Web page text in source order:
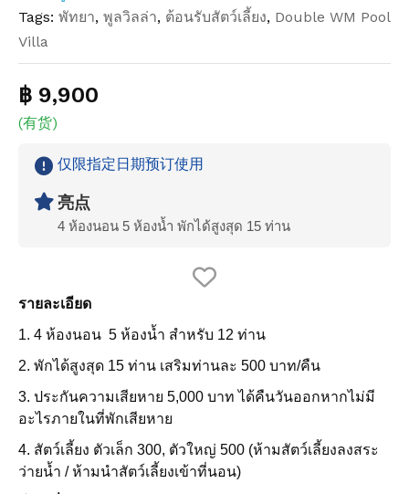
Tags: พัทยา, พูลวิลล่า, ต้อนรับสัตว์เลี้ยง, Double WM Pool
Villa
฿ 9,900
(有货)
仅限指定日期预订使用
亮点
4 ห้องนอน 5 ห้องน้ำ พักได้สูงสุด 15 ท่าน
รายละเอียด
1. 4 ห้องนอน 5 ห้องน้ำ สำหรับ 12 ท่าน
2. พักได้สูงสุด 15 ท่าน เสริมท่านละ 500 บาท/คืน
3. ประกันความเสียหาย 5,000 บาท ได้คืนวันออกหากไม่มี
อะไรภายในที่พักเสียหาย
4. สัตว์เลี้ยง ตัวเล็ก 300, ตัวใหญ่ 500 (ห้ามสัตว์เลี้ยงลงสระ
ว่ายน้ำ / ห้ามนำสัตว์เลี้ยงเข้าที่นอน)